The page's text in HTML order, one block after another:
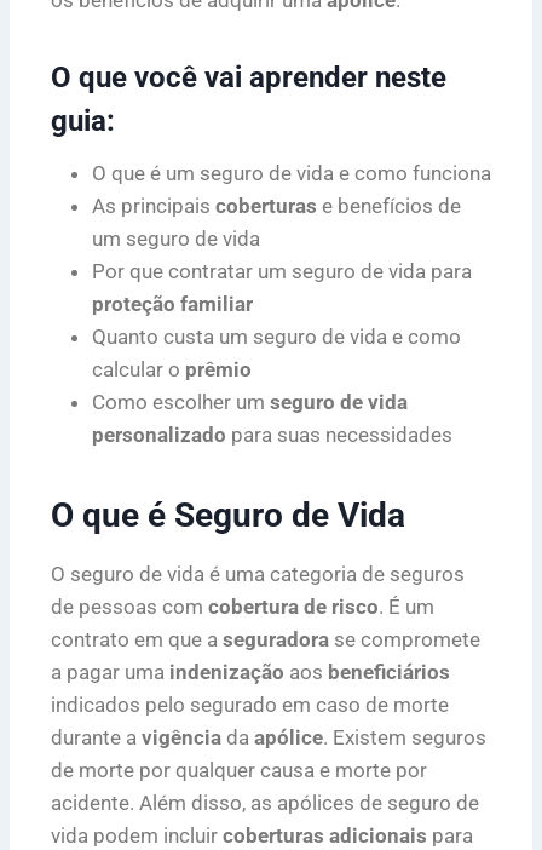
O que você vai aprender neste
guia:
O que é um seguro de vida e como funciona
As principais coberturas e benefícios de
um seguro de vida
Por que contratar um seguro de vida para
proteção familiar
Quanto custa um seguro de vida e como
calcular o prêmio
Como escolher um seguro de vida
personalizado para suas necessidades
O que é Seguro de Vida
O seguro de vida é uma categoria de seguros
de pessoas com cobertura de risco. É um
contrato em que a seguradora se compromete
a pagar uma indenização aos beneficiários
indicados pelo segurado em caso de morte
durante a vigência da apólice. Existem seguros
de morte por qualquer causa e morte por
acidente. Além disso, as apólices de seguro de
vida podem incluir coberturas adicionais para